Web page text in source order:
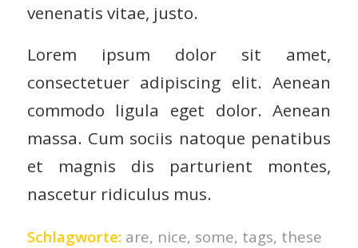
venenatis vitae, justo.
Lorem ipsum dolor sit amet,
consectetuer adipiscing elit. Aenean
commodo ligula eget dolor. Aenean
massa. Cum sociis natoque penatibus
et magnis dis parturient montes,
nascetur ridiculus mus.
Schlagworte: are, nice, some, tags, these